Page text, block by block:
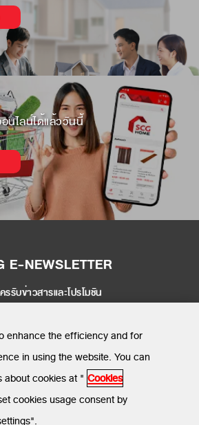
นไลน์ได้แล้ววันนี้
E-NEWSLETTER
รรับข่าวสารและโปรโมชัน
SEND
enhance the efficiency and for
in using the website. You can
about cookies at " Cookies
cookies usage consent by